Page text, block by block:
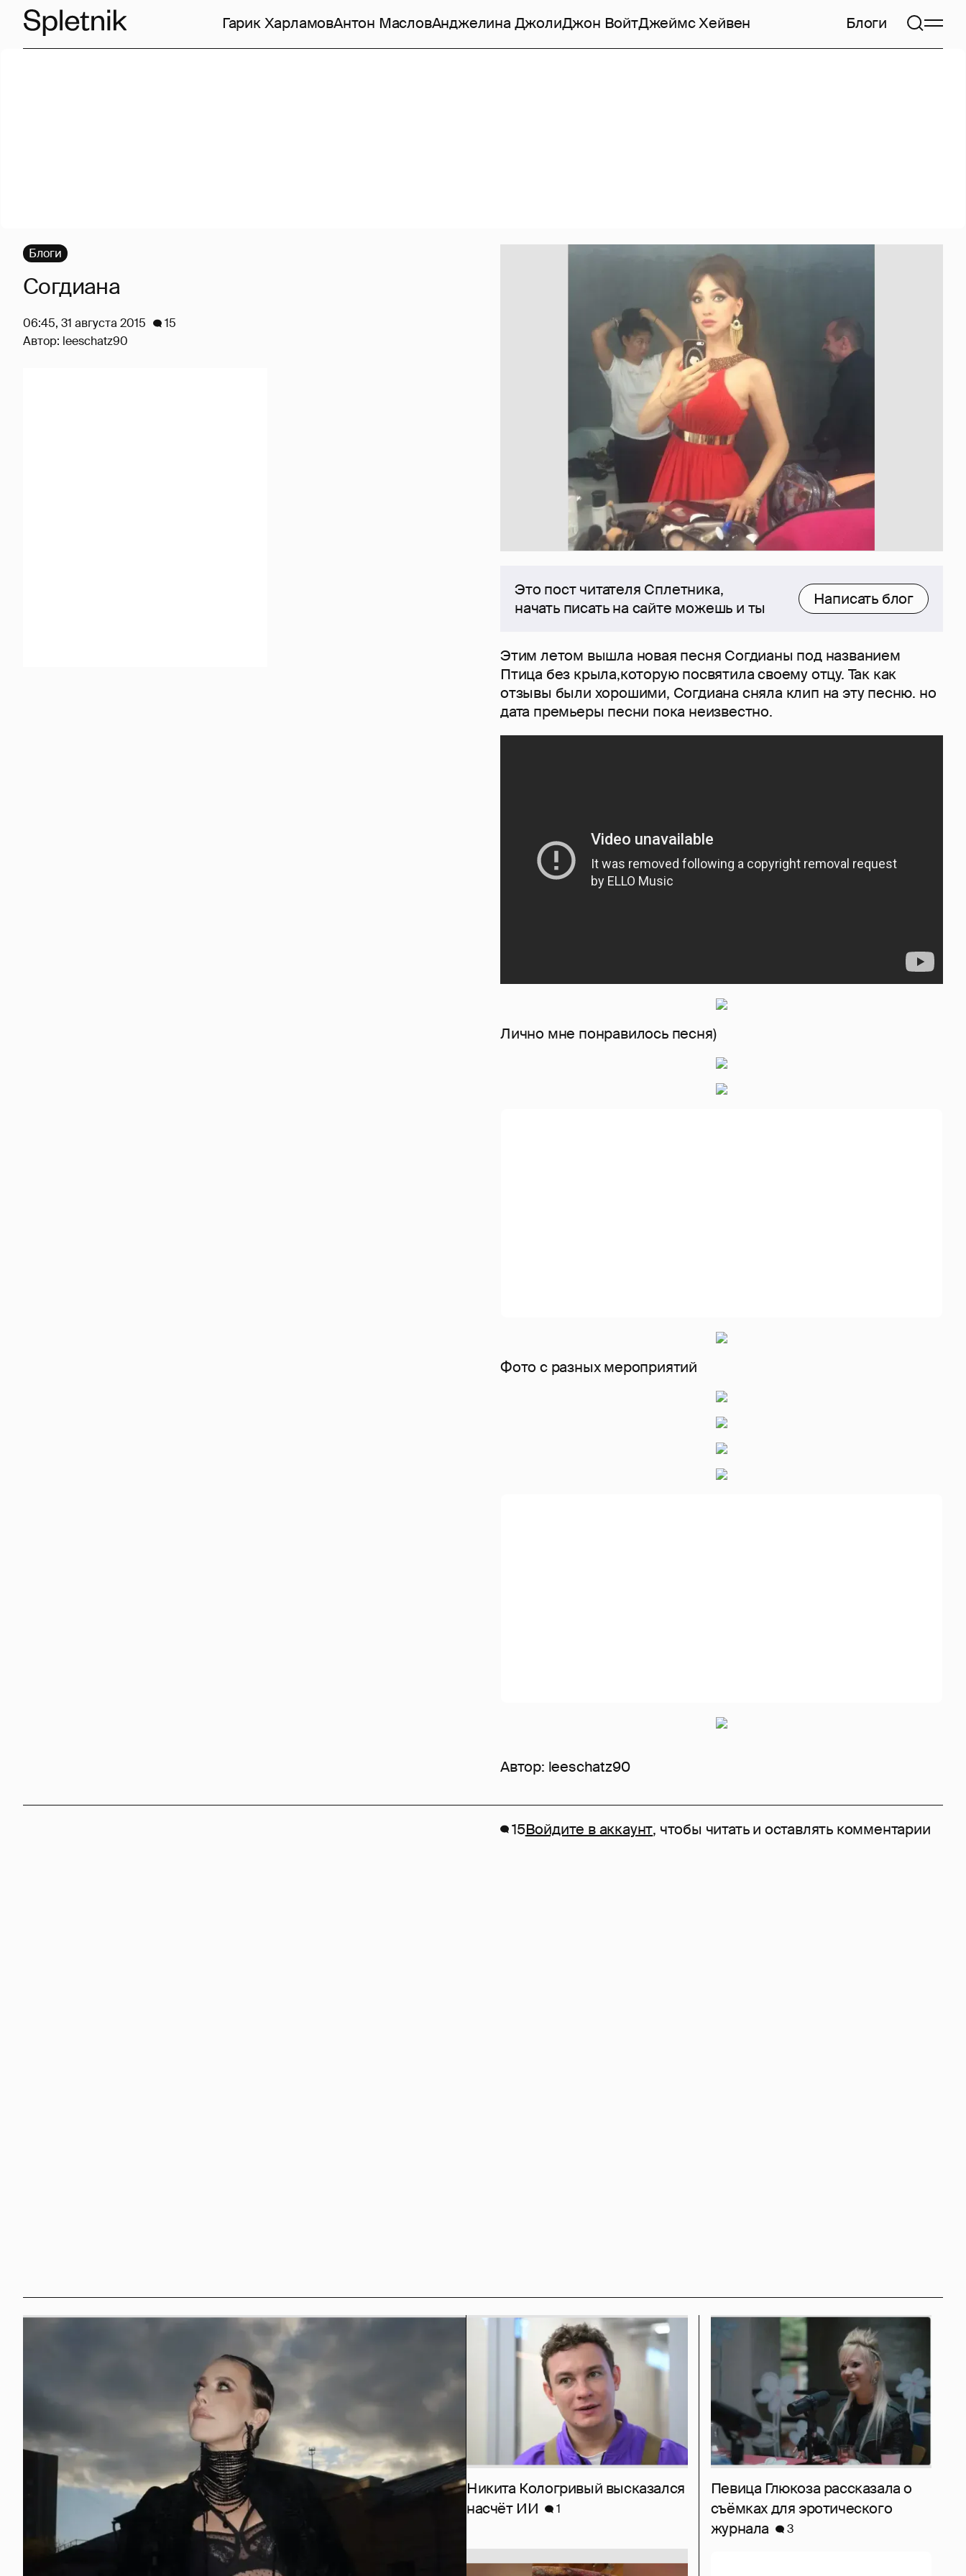
Гарик ХарламовАнтон МасловАнджелина ДжолиДжон ВойтДжеймс Хейвен Блоги
Это пост читателя Сплетника,
начать писать на сайте можешь и ты
Написать блог
Этим летом вышла новая песня Согдианы под названием
Птица без крыла,которую посвятила своему отцу. Так как
отзывы были хорошими, Согдиана сняла клип на эту песню. но
дата премьеры песни пока неизвестно.
Лично мне понравилось песня)
Фото с разных мероприятий
Автор: leeschatz90
Блоги
Согдиана
06:45, 31 августа 2015
15
Автор: leeschatz90
15Войдите в аккаунт, чтобы читать и оставлять комментарии
Никита Кологривый высказался
насчёт ИИ
1
Певица Глюкоза рассказала о
съёмках для эротического
журнала
3